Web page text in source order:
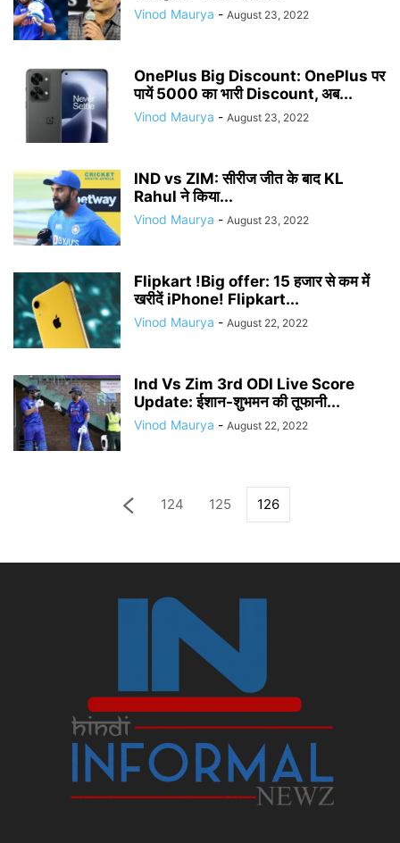
Vinod Maurya - August 23, 2022
OnePlus Big Discount: OnePlus पर
पायें 5000 का भारी Discount, अब...
Vinod Maurya - August 23, 2022
IND vs ZIM: सीरीज जीत के बाद KL
Rahul ने किया...
Vinod Maurya - August 23, 2022
Flipkart !Big offer: 15 हजार से कम में
खरीदें iPhone! Flipkart...
Vinod Maurya - August 22, 2022
Ind Vs Zim 3rd ODI Live Score
Update: ईशान-शुभमन की तूफानी...
Vinod Maurya - August 22, 2022
124 125 126